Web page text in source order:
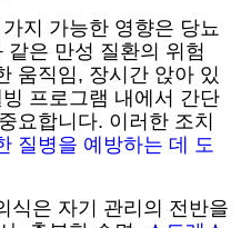
지 가능한 영향은 당뇨
은 만성 질환의 위험
움직임, 장시간 앉아 있
프로그램 내에서 간단
요합니다. 이러한 조치
질병을 예방하는 데 도
식은 자기 관리의 전반을